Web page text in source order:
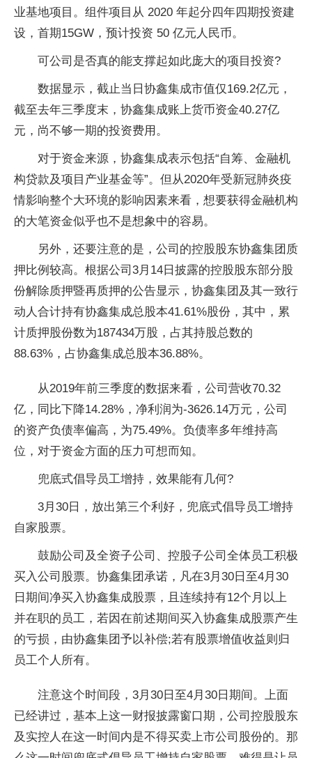
业基地项目。组件项目从 2020 年起分四年四期投资建
设，首期15GW，预计投资 50 亿元人民币。
可公司是否真的能支撑起如此庞大的项目投资?
数据显示，截止当日协鑫集成市值仅169.2亿元，
截至去年三季度末，协鑫集成账上货币资金40.27亿
元，尚不够一期的投资费用。
对于资金来源，协鑫集成表示包括“自筹、金融机
构贷款及项目产业基金等”。但从2020年受新冠肺炎疫
情影响整个大环境的影响因素来看，想要获得金融机构
的大笔资金似乎也不是想象中的容易。
另外，还要注意的是，公司的控股股东协鑫集团质
押比例较高。根据公司3月14日披露的控股股东部分股
份解除质押暨再质押的公告显示，协鑫集团及其一致行
动人合计持有协鑫集成总股本41.61%股份，其中，累
计质押股份数为187434万股，占其持股总数的
88.63%，占协鑫集成总股本36.88%。
从2019年前三季度的数据来看，公司营收70.32
亿，同比下降14.28%，净利润为-3626.14万元，公司
的资产负债率偏高，为75.49%。负债率多年维持高
位，对于资金方面的压力可想而知。
兜底式倡导员工增持，效果能有几何?
3月30日，放出第三个利好，兜底式倡导员工增持
自家股票。
鼓励公司及全资子公司、控股子公司全体员工积极
买入公司股票。协鑫集团承诺，凡在3月30日至4月30
日期间净买入协鑫集成股票，且连续持有12个月以上
并在职的员工，若因在前述期间买入协鑫集成股票产生
的亏损，由协鑫集团予以补偿;若有股票增值收益则归
员工个人所有。
注意这个时间段，3月30日至4月30日期间。上面
已经讲过，基本上这一财报披露窗口期，公司控股股东
及实控人在这一时间内是不得买卖上市公司股份的。那